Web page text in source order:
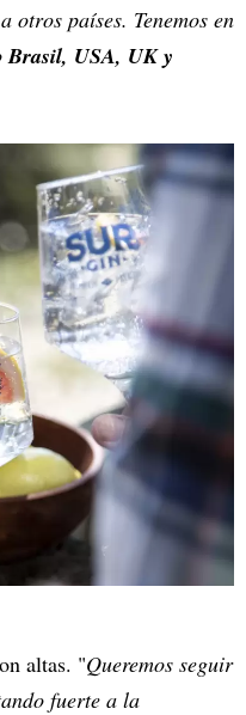
otros países. Tenemos en
Brasil, USA, UK y
altas. "Queremos seguir
fuerte a la